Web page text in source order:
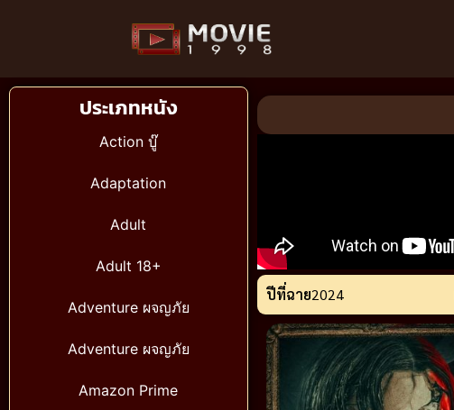
ประเภทหนัง
Action บู๊
Adaptation
Adult
Adult 18+
Adventure ผจญภัย
Adventure ผจญภัย
Amazon Prime
ปีที่ฉาย2024